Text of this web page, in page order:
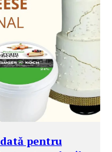
pentru